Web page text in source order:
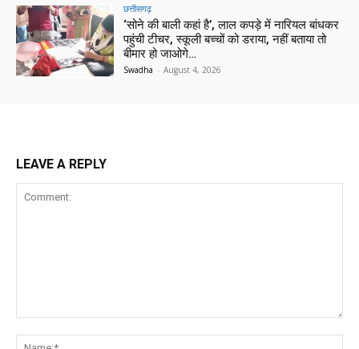
छत्तीसगढ़
‘सोने की बाली कहां है’, लाल कपड़े में नारियल बांधकर
पहुंची टीचर, स्कूली बच्चों को डराया, नहीं बताया तो
बीमार हो जाओगे…
Swadha - August 4, 2026
LEAVE A REPLY